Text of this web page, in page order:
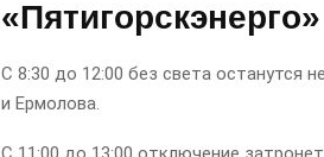
«Пятигорскэнерго»
С 8:30 до 12:00 без света останутся
и Ермолова.